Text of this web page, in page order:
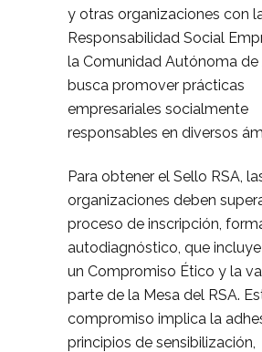
y otras organizaciones con
Responsabilidad Social
la Comunidad Autónoma de
busca promover prácticas
empresariales socialmente
responsables en diversos
Para obtener el Sello RSA,
organizaciones deben
proceso de inscripción,
autodiagnóstico, que
un Compromiso Ético y la
parte de la Mesa del RSA.
compromiso implica la
principios de sensibilización,